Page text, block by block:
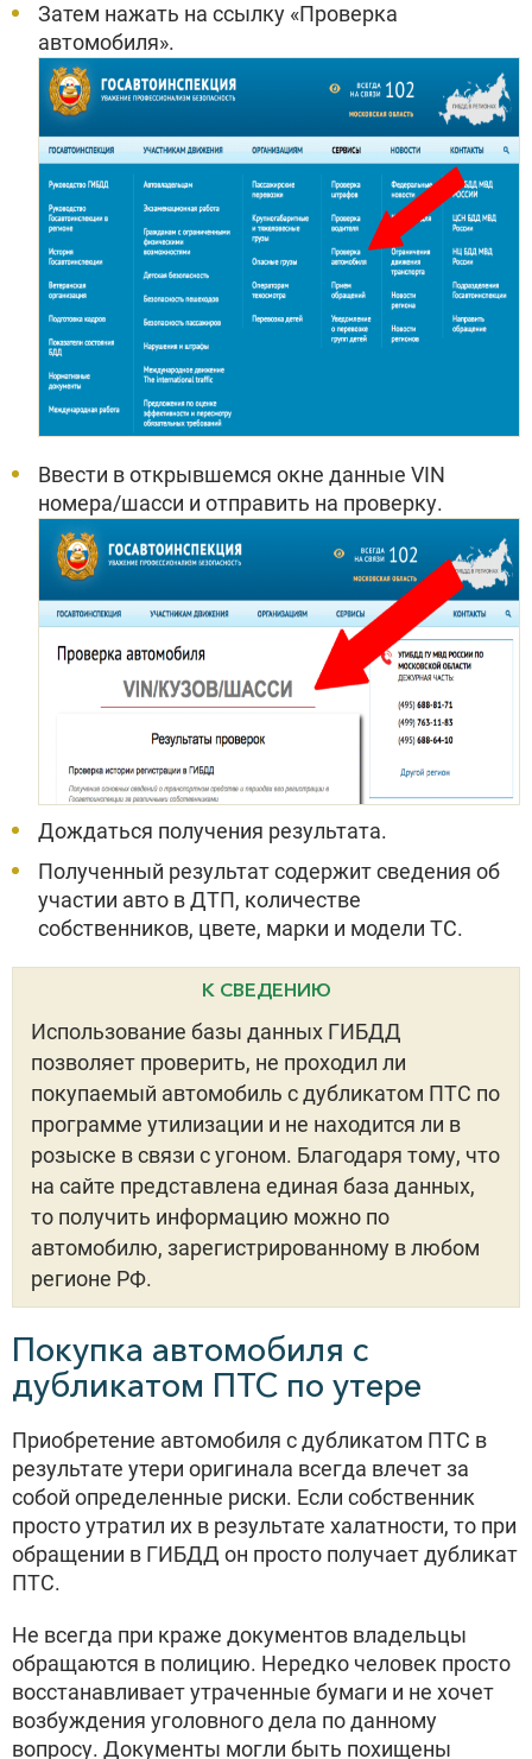
Затем нажать на ссылку «Проверка
автомобиля».
Ввести в открывшемся окне данные VIN
номера/шасси и отправить на проверку.
Дождаться получения результата.
Полученный результат содержит сведения об
участии авто в ДТП, количестве
собственников, цвете, марки и модели ТС.
К СВЕДЕНИЮ
Использование базы данных ГИБДД
позволяет проверить, не проходил ли
покупаемый автомобиль с дубликатом ПТС по
программе утилизации и не находится ли в
розыске в связи с угоном. Благодаря тому, что
на сайте представлена единая база данных,
то получить информацию можно по
автомобилю, зарегистрированному в любом
регионе РФ.
Покупка автомобиля с
дубликатом ПТС по утере
Приобретение автомобиля с дубликатом ПТС в
результате утери оригинала всегда влечет за
собой определенные риски. Если собственник
просто утратил их в результате халатности, то при
обращении в ГИБДД он просто получает дубликат
ПТС.
Не всегда при краже документов владельцы
обращаются в полицию. Нередко человек просто
восстанавливает утраченные бумаги и не хочет
возбуждения уголовного дела по данному
вопросу. Документы могли быть похищены